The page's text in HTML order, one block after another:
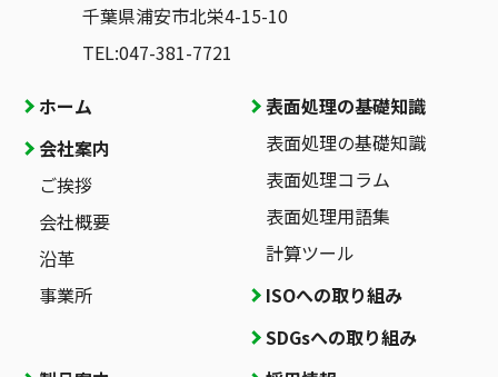
千葉県浦安市北栄4-15-10
TEL:047-381-7721
ホーム
会社案内
ご挨拶
会社概要
沿革
事業所
表面処理の基礎知識
表面処理の基礎知識
表面処理コラム
表面処理用語集
計算ツール
ISOへの取り組み
SDGsへの取り組み